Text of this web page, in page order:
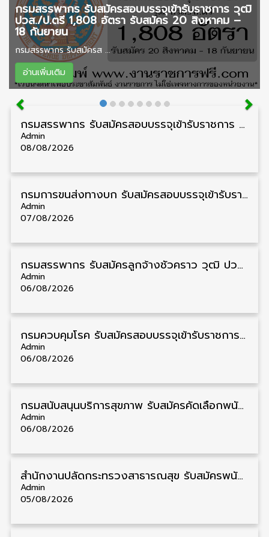
กรมสรรพากร รับสมัครสอบบรรจุเข้ารับราชการ วุฒิ
ปวส./ป.ตรี 1,808 อัตรา รับสมัคร 20 สิงหาคม –
18 กันยายน
กรมสรรพากร รับสมัครส ...
อ่านเพิ่มเติม
กรมสรรพากร รับสมัครสอบบรรจุเข้ารับราชการ วุฒิ ปวส./ป.ตรี 1,808 อัตรา รับสมัคร 20 สิงหาคม – 18 กันยายน
Admin
08/08/2026
กรมการขนส่งทางบก รับสมัครสอบบรรจุเข้ารับราชการ วุฒิ ปวส. 24 อัตรา รับสมัคร 18 สิงหาคม – 7 กันยายน
Admin
07/08/2026
กรมสรรพากร รับสมัครลูกจ้างชั่วคราว วุฒิ ปวช./ป.ตรี 138 อัตรา รับสมัคร 17 – 31 สิงหาคม
Admin
06/08/2026
กรมควบคุมโรค รับสมัครสอบบรรจุเข้ารับราชการ วุฒิ ปวส./ป.ตรี 17 อัตรา รับสมัคร 17 สิงหาคม – 4 กันยายน
Admin
06/08/2026
กรมสนับสนุนบริการสุขภาพ รับสมัครคัดเลือกพนักงานราชการ วุฒิ ปวส./ป.ตรี 13 อัตรา รับสมัคร 11 – 20 สิงหาคม
Admin
06/08/2026
สำนักงานปลัดกระทรวงสาธารณสุข รับสมัครพนักงานราชการรูปแบบพิเศษ วุฒิ ปวส./ป.ตรี 102 อัตรา รับสมัคร 17 – 28 สิงหาคม
Admin
05/08/2026